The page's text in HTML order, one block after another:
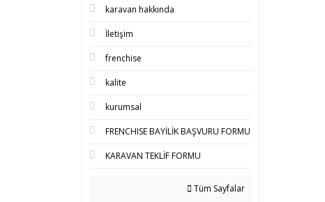
karavan hakkında
İletişim
frenchise
kalite
kurumsal
FRENCHISE BAYİLİK BAŞVURU FORMU
KARAVAN TEKLİF FORMU
Tüm Sayfalar